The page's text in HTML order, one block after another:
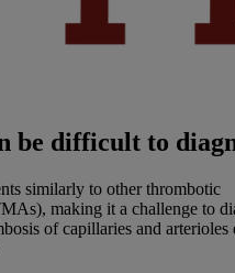
be difficult to
similarly to other thrombotic
making it a challenge to
of capillaries and arterioles